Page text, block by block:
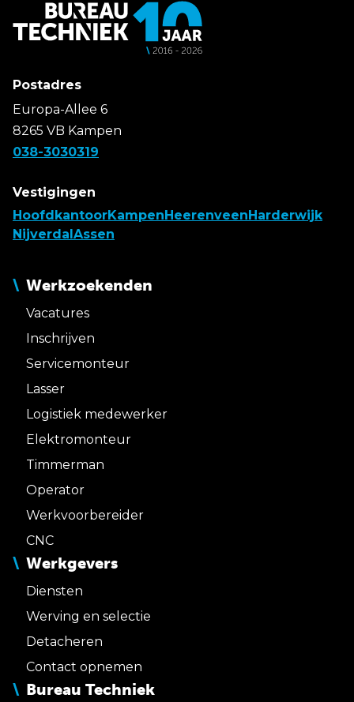
Postadres
Europa-Allee 6
8265 VB Kampen
038-3030319
Vestigingen
HoofdkantoorKampen Heerenveen Harderwijk
Nijverdal Assen
Werkzoekenden
Vacatures
Inschrijven
Servicemonteur
Lasser
Logistiek medewerker
Elektromonteur
Timmerman
Operator
Werkvoorbereider
CNC
Werkgevers
Diensten
Werving en selectie
Detacheren
Contact opnemen
Bureau Techniek